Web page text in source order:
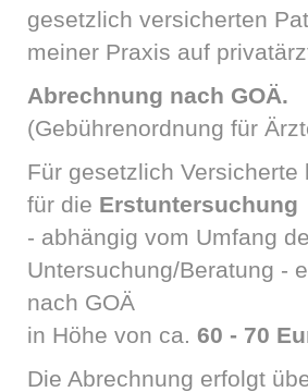
gesetzlich versicherten
meiner Praxis auf
Abrechnung nach GOÄ.
(Gebührenordnung für
Für gesetzlich Versicherte
für die Erstuntersuchung
- abhängig vom Umfang
Untersuchung/Beratung -
nach GOÄ
in Höhe von ca. 60 - 70
Die Abrechnung erfolgt